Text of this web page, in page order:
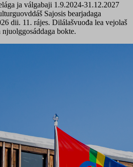
ja válgabaji 1.9.2024-31.12.2027
Sajosis bearjadaga
dii. 11. rájes. Dilálašvuođa lea vejolaš
bokte.